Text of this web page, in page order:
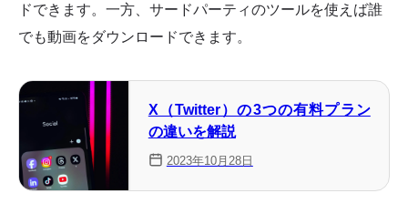
ドできます。一方、サードパーティのツールを使えば誰
でも動画をダウンロードできます。
X（Twitter）の3つの有料プラン
の違いを解説
2023年10月28日